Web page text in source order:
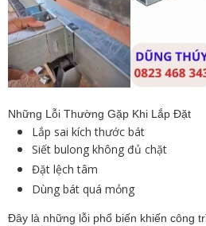
Những Lỗi Thường Gặp Khi Lắp Đặt
Lắp sai kích thước bát
Siết bulong không đủ chặt
Đặt lệch tâm
Dùng bát quá mỏng
Đây là những lỗi phổ biến khiến công